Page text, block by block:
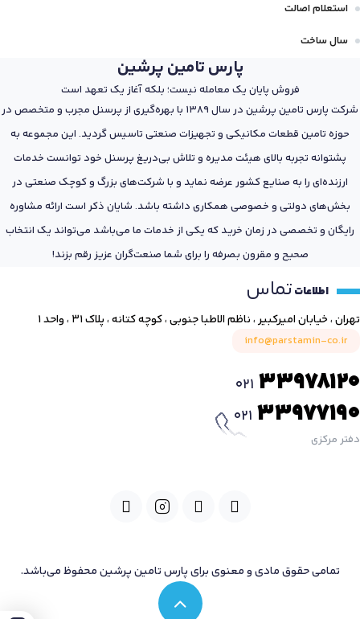
استعلام اصالت
سال ساخت
پارس تامین پرشین
فروش پایان یک معامله نیست؛ بلکه آغاز یک تعهد است
شرکت پارس تامین پرشین در سال 1389 با بهره‌گیری از پرسنل مجرب و متخصص در
حوزه تامین قطعات مکانیکی و تجهیزات صنعتی تاسیس گردید. این مجموعه به
پشتوانه تجربه بالای هیئت مدیره و تلاش بی‌دریغ پرسنل خود توانست خدمات
ارزنده‌ای را به صنایع کشور عرضه نماید و با شرکت‌های بزرگ و کوچک صنعتی در
بخش‌های دولتی و خصوصی همکاری داشته باشد. شایان ذکر است ارائه مشاوره
رایگان و تخصصی در زمان خرید که یکی از خدمات ما می‌باشد می‌تواند یک انتخاب
صحیح و مقرون بصرفه را برای شما صنعت‌گران عزیز رقم بزند!
اطلاعاتتماس
تهران ، خیابان امیرکبیر ، ناظم الاطبا جنوبی ، کوچه کتانه ، پلاک ۳۱ ، واحد ۱
info@parstamin-co.ir
021 33978120
021 33977190
دفتر مرکزی
تمامی حقوق مادی و معنوی برای پارس تامین پرشین محفوظ می‌باشد.